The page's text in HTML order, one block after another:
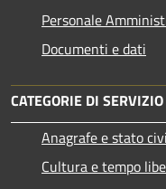
Personale
Documenti e dati
CATEGORIE DI SERVIZIO
Anagrafe e stato
Cultura e tempo